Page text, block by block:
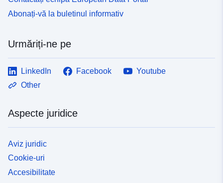
Abonați-vă la buletinul informativ
Urmăriți-ne pe
LinkedIn Facebook
Youtube
Other
Aspecte juridice
Aviz juridic
Cookie-uri
Accesibilitate